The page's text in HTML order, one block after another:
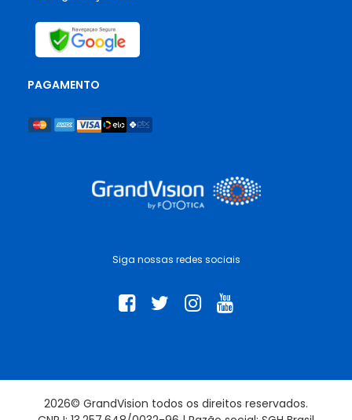
Siga nossas redes sociais
PAGAMENTO
2026© GrandVision todos os direitos reservados.